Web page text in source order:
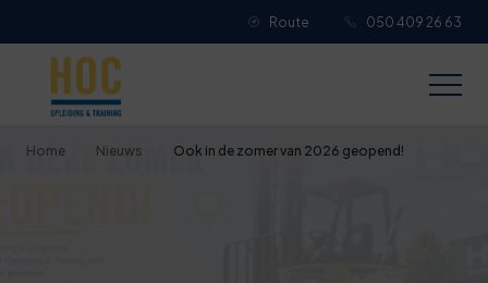
Route 050 409 26 63
Home Nieuws Ook in de zomer van 2026 geopend!
Je overall waardering
Titel van je beoordeling